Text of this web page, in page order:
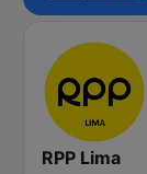
RPP Lima